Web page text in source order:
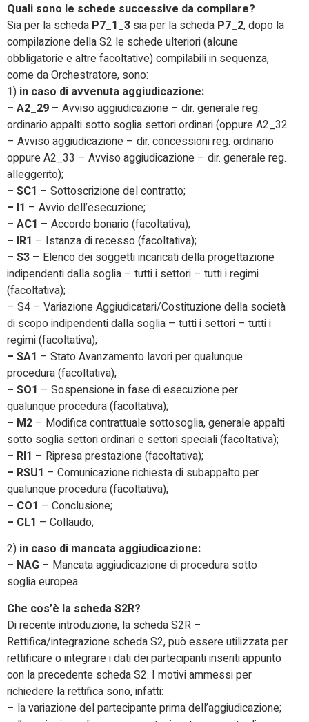
Quali sono le schede successive da compilare?
Sia per la scheda P7_1_3 sia per la scheda P7_2, dopo la
compilazione della S2 le schede ulteriori (alcune
obbligatorie e altre facoltative) compilabili in sequenza,
come da Orchestratore, sono:
1) in caso di avvenuta aggiudicazione:
– A2_29 – Avviso aggiudicazione – dir. generale reg.
ordinario appalti sotto soglia settori ordinari (oppure A2_32
– Avviso aggiudicazione – dir. concessioni reg. ordinario
oppure A2_33 – Avviso aggiudicazione – dir. generale reg.
alleggerito);
– SC1 – Sottoscrizione del contratto;
– I1 – Avvio dell’esecuzione;
– AC1 – Accordo bonario (facoltativa);
– IR1 – Istanza di recesso (facoltativa);
– S3 – Elenco dei soggetti incaricati della progettazione
indipendenti dalla soglia – tutti i settori – tutti i regimi
(facoltativa);
– S4 – Variazione Aggiudicatari/Costituzione della società
di scopo indipendenti dalla soglia – tutti i settori – tutti i
regimi (facoltativa);
– SA1 – Stato Avanzamento lavori per qualunque
procedura (facoltativa);
– SO1 – Sospensione in fase di esecuzione per
qualunque procedura (facoltativa);
– M2 – Modifica contrattuale sottosoglia, generale appalti
sotto soglia settori ordinari e settori speciali (facoltativa);
– RI1 – Ripresa prestazione (facoltativa);
– RSU1 – Comunicazione richiesta di subappalto per
qualunque procedura (facoltativa);
– CO1 – Conclusione;
– CL1 – Collaudo;
2) in caso di mancata aggiudicazione:
– NAG – Mancata aggiudicazione di procedura sotto
soglia europea.
Che cos’è la scheda S2R?
Di recente introduzione, la scheda S2R –
Rettifica/integrazione scheda S2, può essere utilizzata per
rettificare o integrare i dati dei partecipanti inseriti appunto
con la precedente scheda S2. I motivi ammessi per
richiedere la rettifica sono, infatti:
– la variazione del partecipante prima dell’aggiudicazione;